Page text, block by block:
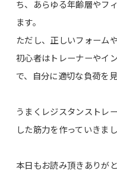
ち、あらゆる年齢層やフ
ます。
ただし、正しいフォーム
初心者はトレーナーやイ
で、自分に適切な負荷を
うまくレジスタンストレ
した筋力を作っていきま
本日もお読み頂きありが